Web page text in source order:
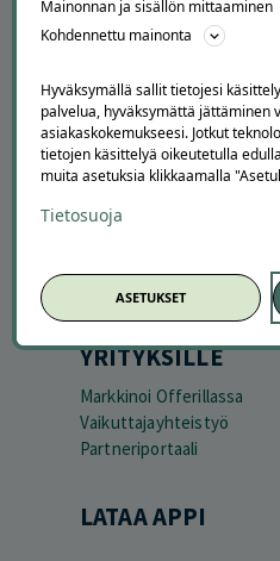
Peruuta tilaus
Asiakaspalvelu
Usein kysytyt kysymykset
Suosittele Offerillaa
TUTUSTU MEIHIN
Ajankohtaista
Avoimet työpaikat
Offerilla mediassa
YRITYKSILLE
Markkinoi Offerillassa
Vaikuttajayhteistyö
Partneriportaali
LATAA APPI
Mainonnan ja sisällön mittaaminen
Kohdennettu mainonta
Hyväksymällä sallit tietojesi
palvelua, hyväksymättä jättäminen
asiakaskokemukseesi. Jotkut
tietojen käsittelyä oikeutetulla
muita asetuksia klikkaamalla
Tietosuoja
ASETUKSET